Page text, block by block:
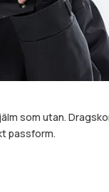
som utan.
passform.